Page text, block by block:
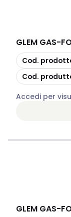
GLEM GAS-
copia
Cod.
copia
Cod.
Accedi per
GLEM GAS-